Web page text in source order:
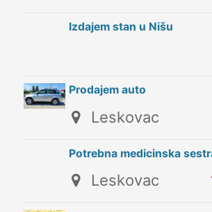
Izdajem stan u Nišu
Prodajem auto
Leskovac
Potrebna medicinska
Leskovac